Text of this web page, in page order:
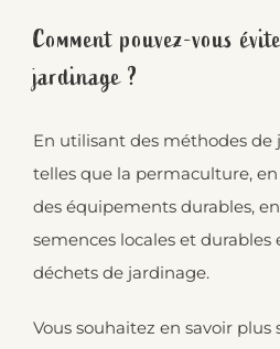
Comment pouvez-vous
jardinage ?
En utilisant des méthodes de
telles que la permaculture,
des équipements durables,
semences locales et
déchets de jardinage.
Vous souhaitez en savoir plus